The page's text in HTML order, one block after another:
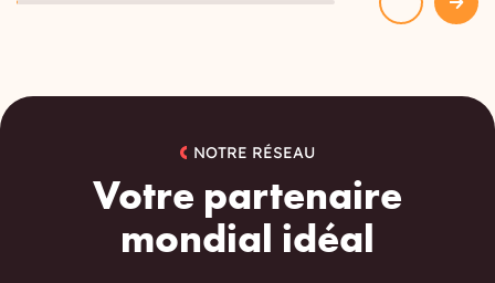
NOTRE RÉSEAU
Votre partenaire
mondial idéal